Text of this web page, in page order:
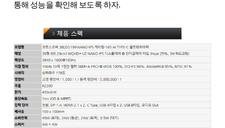
통해 성능을 확인해 보도록 하자.